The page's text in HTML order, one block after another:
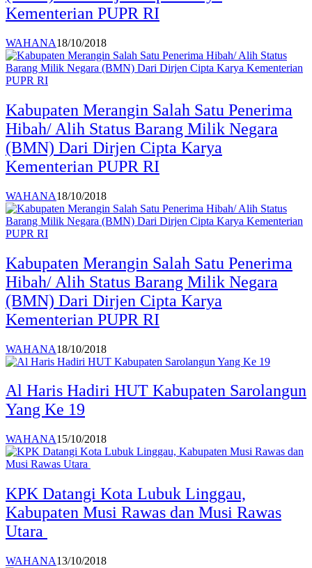
Kementerian PUPR RI
WAHANA18/10/2018
Kabupaten Merangin Salah Satu Penerima
Hibah/ Alih Status Barang Milik Negara
(BMN) Dari Dirjen Cipta Karya
Kementerian PUPR RI
WAHANA18/10/2018
Kabupaten Merangin Salah Satu Penerima
Hibah/ Alih Status Barang Milik Negara
(BMN) Dari Dirjen Cipta Karya
Kementerian PUPR RI
WAHANA18/10/2018
Al Haris Hadiri HUT Kabupaten Sarolangun
Yang Ke 19
WAHANA15/10/2018
KPK Datangi Kota Lubuk Linggau,
Kabupaten Musi Rawas dan Musi Rawas
Utara
WAHANA13/10/2018